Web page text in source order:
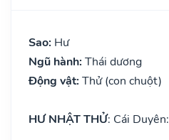
Sao: Hư
Ngũ hành: Thái dương
Động vật: Thử (con chuột)
HƯ NHẬT THỬ: Cái Duyên: